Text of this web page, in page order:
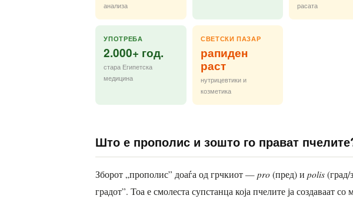
анализа
расата
УПОТРЕБА
2.000+ год.
стара Египетска
медицина
СВЕТСКИ ПАЗАР
рапиден
раст
нутрицевтики и
козметика
Што е прополис и зошто го прават
Зборот „прополис” доаѓа од грчкиот — pro (пред) и polis
градот”. Тоа е смолеста супстанца која пчелите ја создаваат